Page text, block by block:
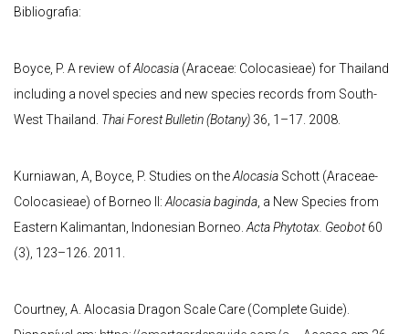
Bibliografia:
Boyce, P. A review ofAlocasia (Araceae: Colocasieae) for Thailand
including a novel species and new species records from South-
West Thailand. Thai Forest Bulletin (Botany) 36, 1–17. 2008.
Kurniawan, A, Boyce, P. Studies on theAlocasia Schott (Araceae-
Colocasieae) of Borneo II: Alocasia baginda , a New Species from
Eastern Kalimantan, Indonesian Borneo. Acta Phytotax. Geobot60
(3), 123–126. 2011.
Courtney, A. Alocasia Dragon Scale Care (Complete Guide).